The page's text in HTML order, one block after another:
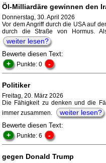
Öl-Milliardäre gewinnen den
Donnerstag, 30. April 2026
Vor dem Angriff durch die USA auf
durch die Straße von Hormus.
weiter lesen?
Bewerte diesen Text:
+ Punkte: 0 -
Politiker
Freitag, 20. März 2026
Die Fähigkeit zu denken und die
immer zusammen.
weiter lesen?
Bewerte diesen Text:
+ Punkte: 6 -
gegen Donald Trump